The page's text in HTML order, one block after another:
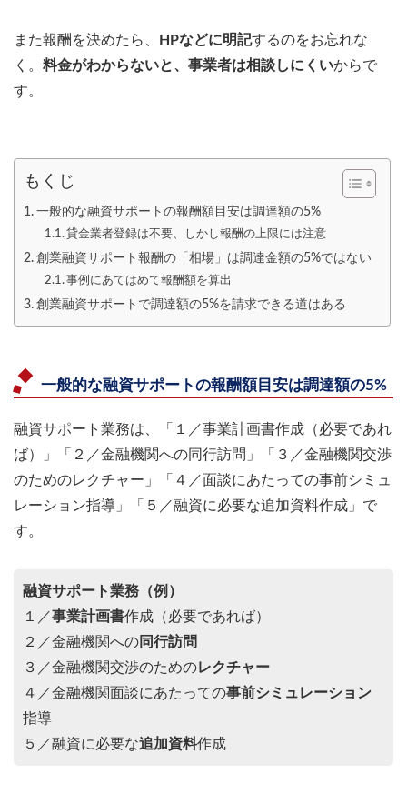
また報酬を決めたら、 HPなどに明記するのをお忘れな
く。 料金がわからないと、事業者は相談しにくいからで
す。
もくじ
一般的な融資サポートの報酬額目安は調達額の5%
貸金業者登録は不要、しかし報酬の上限には注意
創業融資サポート報酬の「相場」は調達金額の5%ではない
事例にあてはめて報酬額を算出
創業融資サポートで調達額の5%を請求できる道はある
一般的な融資サポートの報酬額目安は調達額の5%
融資サポート業務は、「１／事業計画書作成（必要であれ
ば）」「２／金融機関への同行訪問」「３／金融機関交渉
のためのレクチャー」「４／面談にあたっての事前シミュ
レーション指導」「５／融資に必要な追加資料作成」で
す。
融資サポート業務（例）
１／事業計画書作成（必要であれば）
２／金融機関への同行訪問
３／金融機関交渉のためのレクチャー
４／金融機関面談にあたっての事前シミュレーション
指導
５／融資に必要な追加資料作成